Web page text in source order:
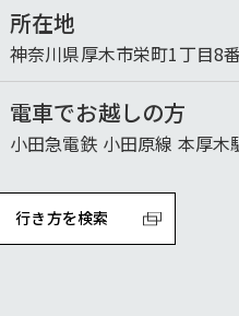
所在地
神奈川県厚木市栄町1丁目8
電車でお越しの方
小田急電鉄 小田原線 本厚木
行き方を検索